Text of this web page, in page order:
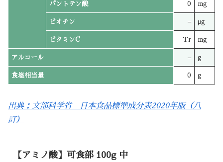
パントテン酸 0 mg
ビオチン – μg
ビタミンC Tr mg
アルコール – g
食塩相当量 0 g
出典：文部科学省 日本食品標準成分表2020年版（八
訂）
【アミノ酸】可食部 100g 中